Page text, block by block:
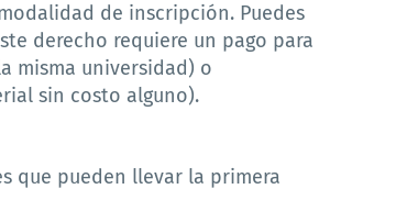
de inscripción. Puedes
derecho requiere un pago para
misma universidad) o
sin costo alguno).
que pueden llevar la primera